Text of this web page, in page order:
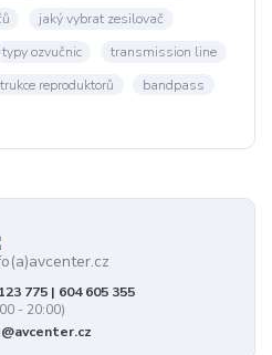
jaký vybrat zesilovač
typy ozvučnic
transmission line
reproduktorů
bandpass
775 | 604 605 355
- 20:00)